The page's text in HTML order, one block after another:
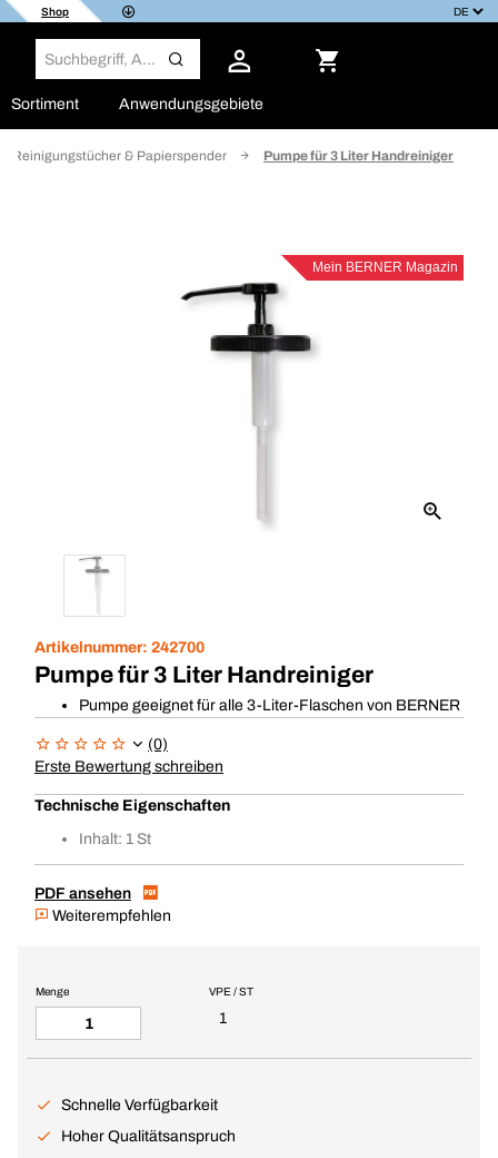
Shop
Sortiment Anwendungsgebiete
Reinigungstücher & Papierspender Pumpe für 3 Liter Handreiniger
Mein BERNER Magazin
Artikelnummer: 242700
Pumpe für 3 Liter Handreiniger
Pumpe geeignet für alle 3-Liter-Flaschen von BERNER
(0)
Erste Bewertung schreiben
Technische Eigenschaften
Inhalt: 1 St
PDF ansehen
Weiterempfehlen
VPE / ST
1
Menge
Schnelle Verfügbarkeit
Hoher Qualitätsanspruch